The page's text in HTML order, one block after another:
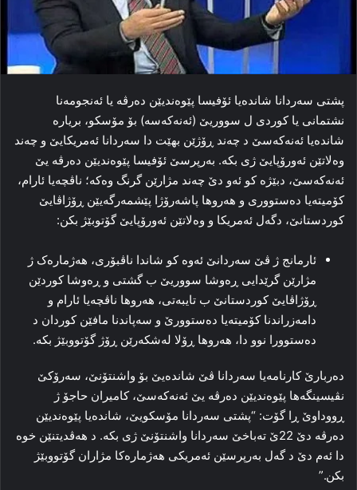
پشتی سه‌ردانا شاندەیا ئۆفیسا پێوه‌ندیێن ده‌رڤه‌ یا ئه‌نجومه‌نا
نشتمانی یا کوردی ل سووریێ (ئه‌نەکەسە) بۆ مۆسکو، بریاره‌
شاندەیا ئه‌نەکەسێ د چه‌ند ڕۆژێن بھێت دا سه‌ردانا ئەمریکایێ و چەند
وه‌لاتێن ئه‌ورۆپایێ ژی بکه‌. به‌رپرسێ ئۆفیسا پێوه‌ندیێن ده‌رڤه‌ یێ
ئه‌نەکەسێ، دبێژە کو ئەو دێ چه‌ند مژارێن گرنگ وەكە؛ ناڤچه‌یا ئارام،
کۆمیته‌یا ده‌ستووری و هه‌روها پاشه‌رۆژا پێشمه‌رگه‌یێن ڕۆژاڤایێ
کوردستانێ، دگەل ئەمریكا و وەلاتێن ئەورۆپایێ گۆتوبێژ بكن:
ئارمانج ژ ڤێ سه‌ردانێ ئه‌وه‌ کو شاندا ناڤبۆری، هه‌ژماره‌ک ژ
مژارێن گرێدایی ڕه‌وشا سووریێ ب گشتی و ڕه‌وشا کوردێن
ڕۆژاڤایێ کوردستانێ ب تایبه‌تی، هه‌روها ناڤچه‌یا ئارام و
دامه‌زراندنا کۆمیته‌یا ده‌ستوورێ و سه‌پاندنا مافێن کوردان د
ده‌ستوورا نوو دا، هه‌روها ڕۆلا له‌شکه‌رێن ڕۆژ گۆتووبێژ بکه‌.
ده‌ربارێ کارنامه‌یا سه‌ردانا ڤێ شاندەیێ بۆ واشنتۆنێ، سه‌رۆکێ
نڤیسینگه‌ها پێوه‌ندیێن ده‌رڤه‌ یێ ئه‌نەکەسێ، کامیران حاجۆ ژ
ڕووداوێ ڕا گۆت: “پشتی سه‌ردانا مۆسکویێ، شاندەیا پێوه‌ندیێن
ده‌رڤه‌ دێ 22ێ ته‌باخێ سه‌ردانا واشنتۆنێ ژی بكە. د هه‌ڤدیتنێن خوه‌
دا ئه‌م دێ د گه‌ل به‌رپرسێن ئەمریكی هه‌ژماره‌کا مژاران گۆتووبێژ
بکن.”